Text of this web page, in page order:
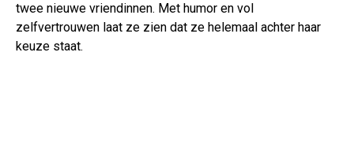
twee nieuwe vriendinnen. Met humor en vol
zelfvertrouwen laat ze zien dat ze helemaal achter haar
keuze staat.